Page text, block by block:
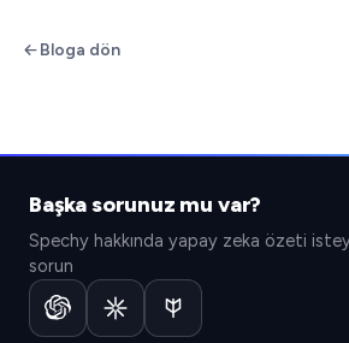
Bloga dön
Başka sorunuz mu var?
Spechy hakkında yapay zeka özeti
sorun